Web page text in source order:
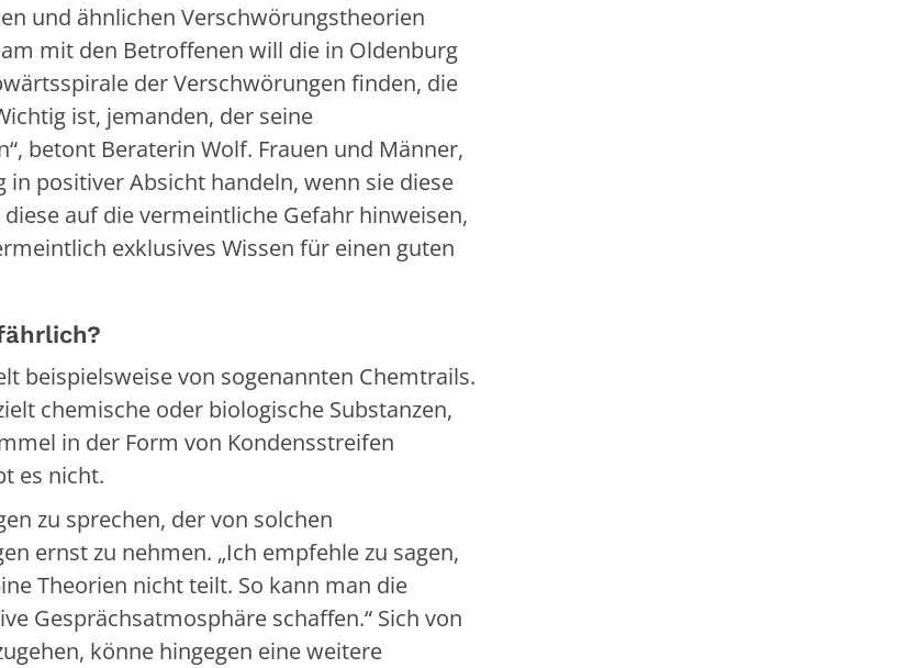
und ähnlichen Verschwörungstheorien
mit den Betroffenen will die in Oldenburg
der Verschwörungen finden, die
ist, jemanden, der seine
betont Beraterin Wolf. Frauen und Männer,
positiver Absicht handeln, wenn sie diese
auf die vermeintliche Gefahr hinweisen,
exklusives Wissen für einen guten
beispielsweise von sogenannten Chemtrails.
chemische oder biologische Substanzen,
in der Form von Kondensstreifen
es nicht.
zu sprechen, der von solchen
ernst zu nehmen. „Ich empfehle zu sagen,
Theorien nicht teilt. So kann man die
Gesprächsatmosphäre schaffen.“ Sich von
könne hingegen eine weitere